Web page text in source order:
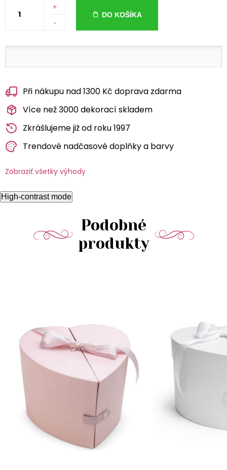
+
-
DO KOŠÍKA
Při nákupu nad 1300 Kč doprava zdarma
Více než 3000 dekorací skladem
Zkrášlujeme již od roku 1997
Trendové nadčasové doplňky a barvy
Zobraziť všetky výhody
High-contrast mode
Podobné
produkty